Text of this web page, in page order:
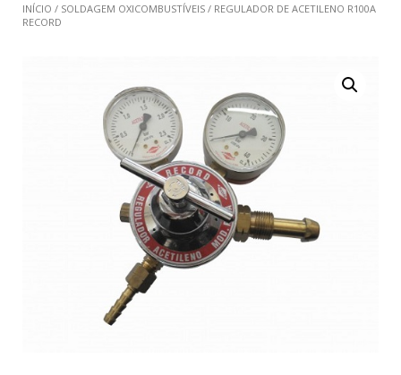
INÍCIO / SOLDAGEM OXICOMBUSTÍVEIS / REGULADOR DE ACETILENO R100A
RECORD